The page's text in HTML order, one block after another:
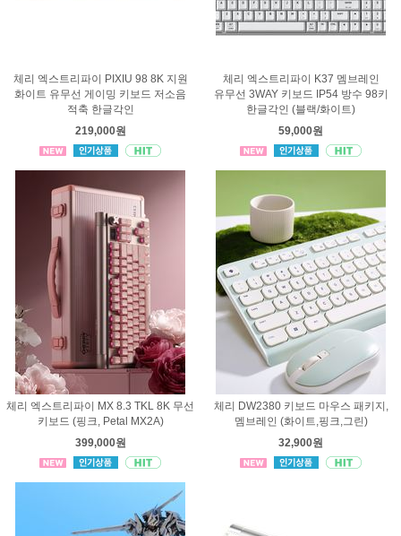
체리 엑스트리파이 PIXIU 98 8K 지원
화이트 유무선 게이밍 키보드 저소음
적축 한글각인
219,000원
체리 엑스트리파이 K37 멤브레인
유무선 3WAY 키보드 IP54 방수 98키
한글각인 (블랙/화이트)
59,000원
체리 엑스트리파이 MX 8.3 TKL 8K 무선
키보드 (핑크, Petal MX2A)
399,000원
체리 DW2380 키보드 마우스 패키지,
멤브레인 (화이트,핑크,그린)
32,900원